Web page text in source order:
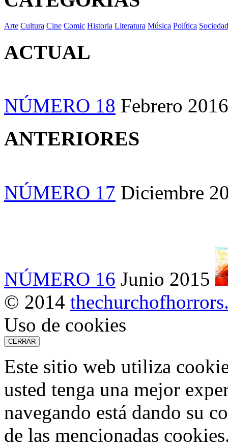
Arte Cultura Cine Comic Historia Literatura Música Política Sociedad
ACTUAL
NÚMERO 18 Febrero 2016
ANTERIORES
NÚMERO 17 Diciembre
NÚMERO 16 Junio 2015
© 2014
Uso de cookies
CERRAR
Este sitio web utiliza
usted tenga una mejor
navegando está dando su
de las mencionadas